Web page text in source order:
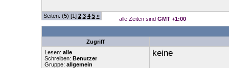
Seiten: (5) [1] 2 3 4 5 » alle Zeiten sind GMT +1:00
Zugriff
Lesen: alle
Schreiben: Benutzer
Gruppe: allgemein
keine